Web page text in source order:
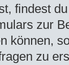
findest
zur
können,
zu